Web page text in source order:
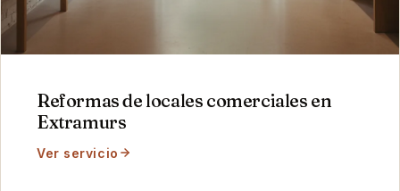
Reformas de locales comerciales en
Extramurs
Ver servicio